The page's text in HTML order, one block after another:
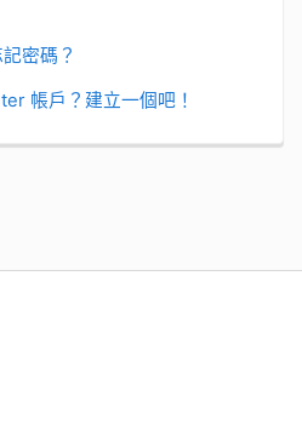
密碼？
帳戶？建立一個吧！